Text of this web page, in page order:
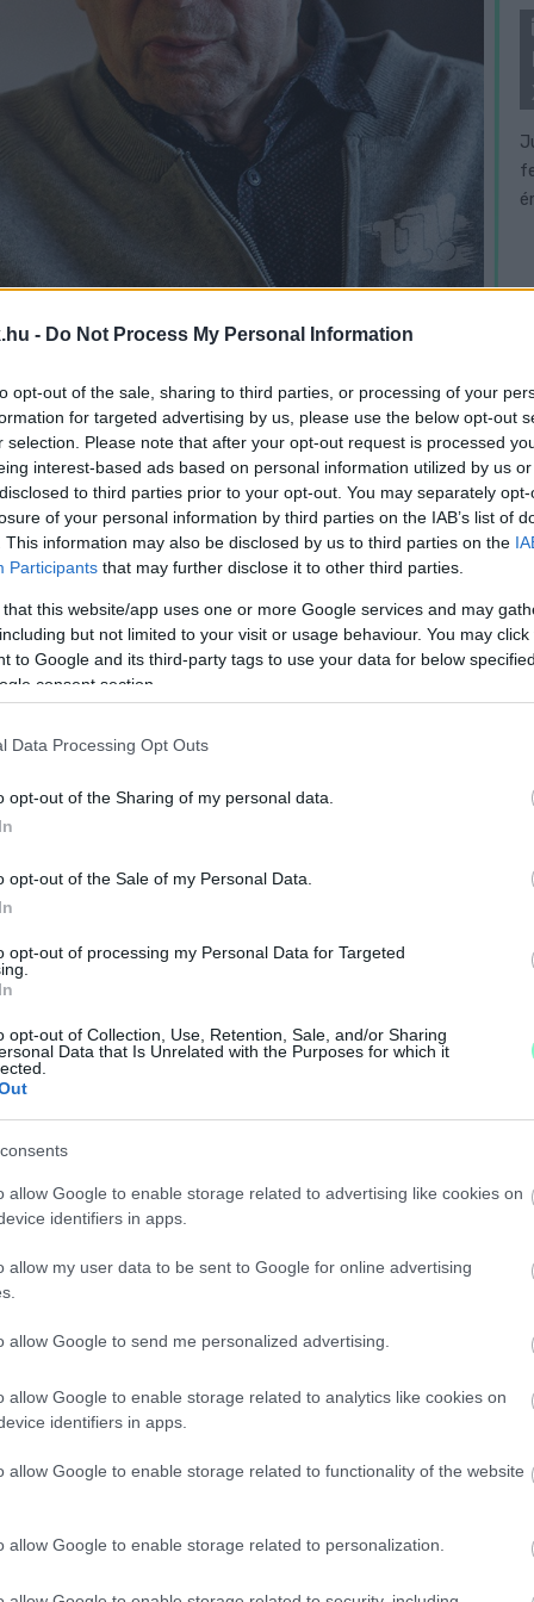
- Do Not Process My Personal Information
opt-out of the sale, sharing to third parties, or processing of your
for targeted advertising by us, please use the below opt-out
selection. Please note that after your opt-out request is processed
interest-based ads based on personal information utilized by us
to third parties prior to your opt-out. You may separately
of your personal information by third parties on the IAB’s list of
This information may also be disclosed by us to third parties on the
Participants that may further disclose it to other third parties.
that this website/app uses one or more Google services and may
but not limited to your visit or usage behaviour. You may
to Google and its third-party tags to use your data for below
consent section.
Data Processing Opt Outs
opt-out of the Sharing of my personal data.
opt-out of the Sale of my Personal Data.
opt-out of processing my Personal Data for Targeted
opt-out of Collection, Use, Retention, Sale, and/or Sharing
Data that Is Unrelated with the Purposes for which it
allow Google to enable storage related to advertising like cookies on
identifiers in apps.
allow my user data to be sent to Google for online advertising
allow Google to send me personalized advertising.
allow Google to enable storage related to analytics like cookies on
identifiers in apps.
allow Google to enable storage related to functionality of the website
allow Google to enable storage related to personalization.
mondták nekem az igazgató barátaim,
most 78 évesen 5 évre megpályázom az
nevetséges lennék igazgatónak. 13 év;
Én azt hiszem, minden megtörtént,
hogy ezt a feladatot más csinálja.
amik a színházi világban elkezdődtek
tette azt?
ezek a szélsőséges események, ha én nem
pályázok. Így azt tudom mondani, hogy jól
már akkor eldöntöttem, hogy befejezem. Az
évtől kezdve - kisebb megszakítással,
a karneváli felvonulást mint
is részt vettél, ekkor kerültél
aztán ebből egy kőszínház?
az is egy érdekes szál. Amikor átadták a
itt egy színháztörténeti kiállítás, én magam
a Sportházban, az egyetemi színtársulat
című darabban. Én ezt teljesen
hanem felléptem az MMIK-ban is.
Zsuzsáék meghívásának eleget téve
te is mondtad - a Savaria Karnevált a város
itt voltam, vagy rendeztem, vagy játszottam
három hetet én minden nyáron itt voltam.
Megtapasztaltam, hogy mennyire
azonban lekötött a Nemzeti, ott voltam
párommal, Papp Krisztával, hogy
vágytam arra, hogy legyen egy olyan hely,
volt az ötletnek.